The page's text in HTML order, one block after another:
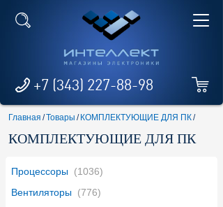
+7 (343) 227-88-98
Главная /Товары / КОМПЛЕКТУЮЩИЕ ДЛЯ ПК/
КОМПЛЕКТУЮЩИЕ ДЛЯ ПК
Процессоры (1036)
Вентиляторы (776)